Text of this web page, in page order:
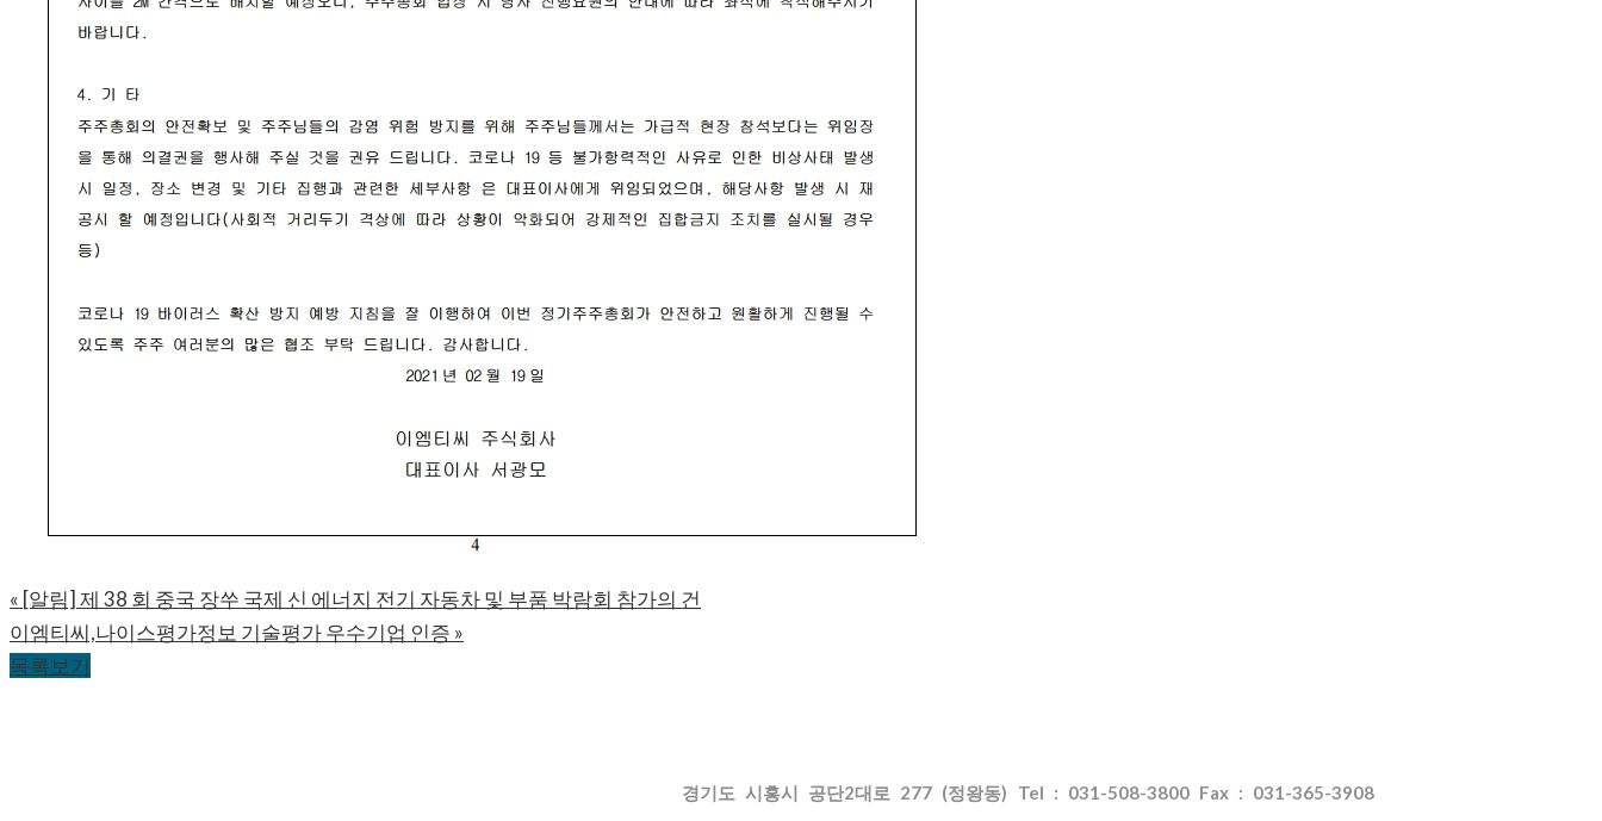
« [알림] 제 38 회 중국 장쑤 국제 신 에너지 전기 자동차 및 부품 박람회 참가의 건
이엠티씨,나이스평가정보 기술평가 우수기업 인증 »
목록보기
경기도 시흥시 공단2대로 277 (정왕동) Tel : 031-508-3800 Fax : 031-365-3908